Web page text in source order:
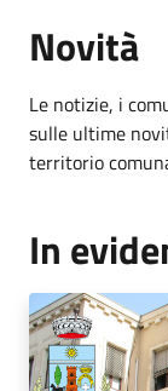
Novità
Le notizie, i
sulle ultime
territorio
In